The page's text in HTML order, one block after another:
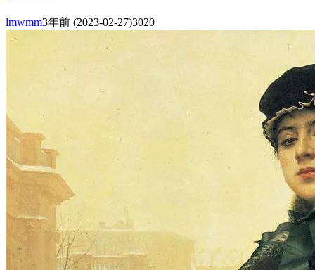
lmwmm3年前 (2023-02-27)3020